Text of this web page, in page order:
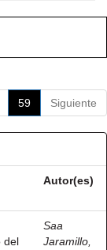
59 Siguiente
Autor(es)
del
Saa
Jaramillo,